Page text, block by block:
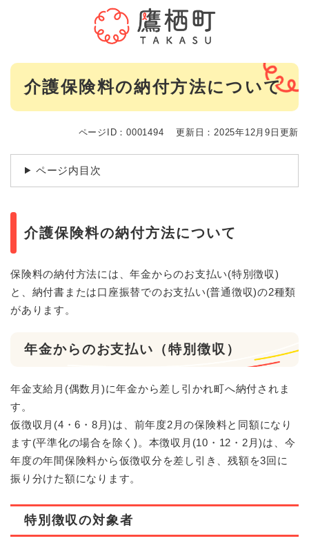
メニューを飛ばして本文へ
本
介護保険料の納付方法について
ページID：0001494 更新日：2025年12月9日更新
ページ内目次
介護保険料の納付方法について
保険料の納付方法には、年金からのお支払い(特別徴収)
と、納付書または口座振替でのお支払い(普通徴収)の2種類
があります。
年金からのお支払い（特別徴収）
年金支給月(偶数月)に年金から差し引かれ町へ納付されま
す。
仮徴収月(4・6・8月)は、前年度2月の保険料と同額になり
ます(平準化の場合を除く)。本徴収月(10・12・2月)は、今
年度の年間保険料から仮徴収分を差し引き、残額を3回に
振り分けた額になります。
特別徴収の対象者